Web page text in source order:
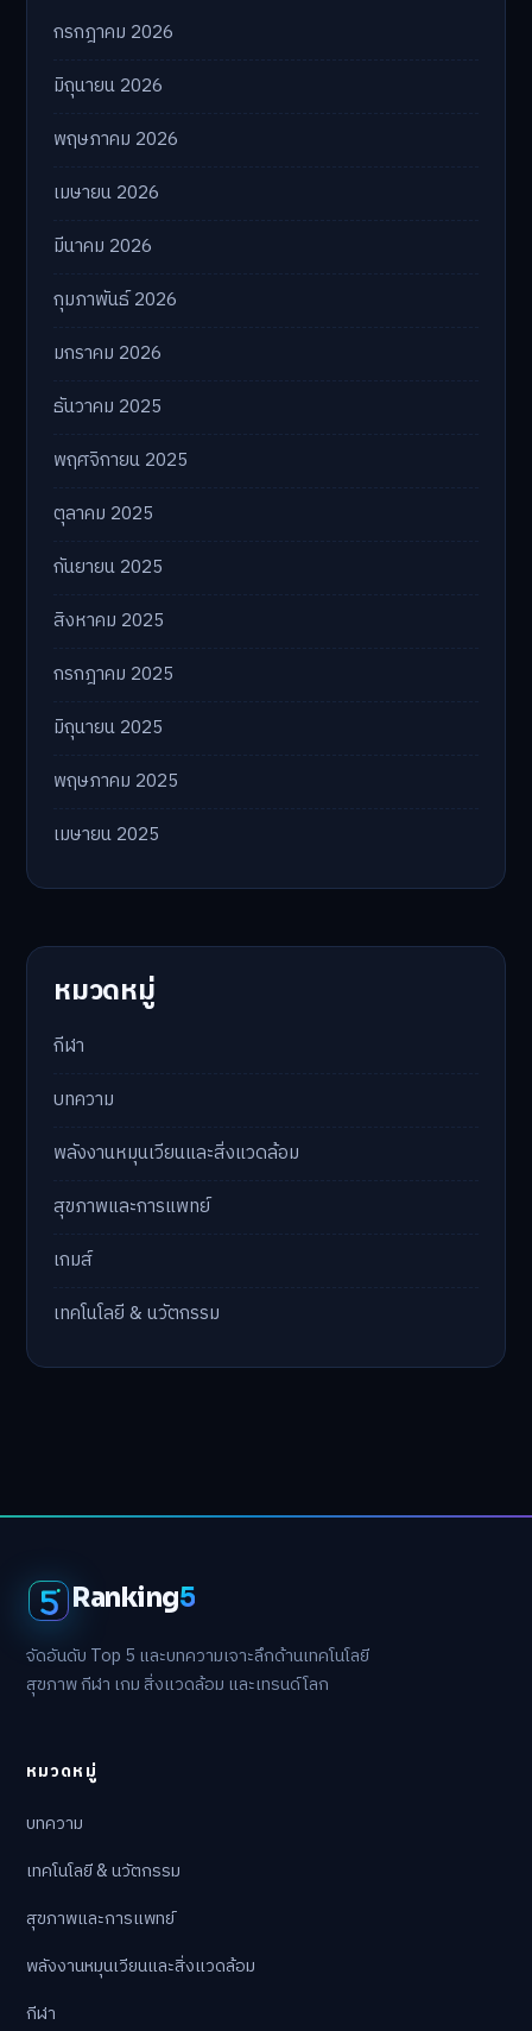
กรกฎาคม 2026
มิถุนายน 2026
พฤษภาคม 2026
เมษายน 2026
มีนาคม 2026
กุมภาพันธ์ 2026
มกราคม 2026
ธันวาคม 2025
พฤศจิกายน 2025
ตุลาคม 2025
กันยายน 2025
สิงหาคม 2025
กรกฎาคม 2025
มิถุนายน 2025
พฤษภาคม 2025
เมษายน 2025
หมวดหมู่
กีฬา
บทความ
พลังงานหมุนเวียนและสิ่งแวดล้อม
สุขภาพและการแพทย์
เกมส์
เทคโนโลยี & นวัตกรรม
Ranking5
จัดอันดับ Top 5 และบทความเจาะลึกด้านเทคโนโลยี
สุขภาพ กีฬา เกม สิ่งแวดล้อม และเทรนด์โลก
หมวดหมู่
บทความ
เทคโนโลยี & นวัตกรรม
สุขภาพและการแพทย์
พลังงานหมุนเวียนและสิ่งแวดล้อม
กีฬา